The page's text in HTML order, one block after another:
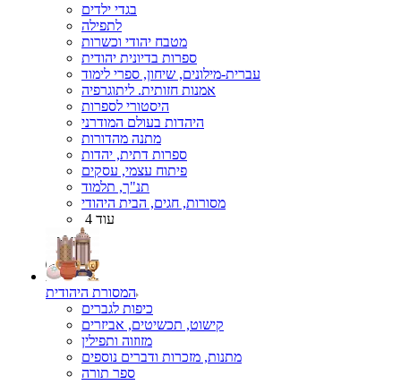
בגדי ילדים
לתפילה
מטבח יהודי וכשרות
ספרות בדיונית יהודית
עברית-מילונים, שיחון, ספרי לימוד
אמנות חזותית. ליתוגרפיה
היסטורי לספרות
היהדות בעולם המודרני
מתנה מהדורות
ספרות דתית, יהדות
פיתוח עצמי, עסקים
תנ"ך, תלמוד
מסורות, חגים, הבית היהודי
עוד 4
המסורת היהודית
כיפות לגברים
קישוט, תכשיטים, אביזרים
מזוזוה ותפילין
מתנות, מזכרות ודברים נוספים
ספר תורה